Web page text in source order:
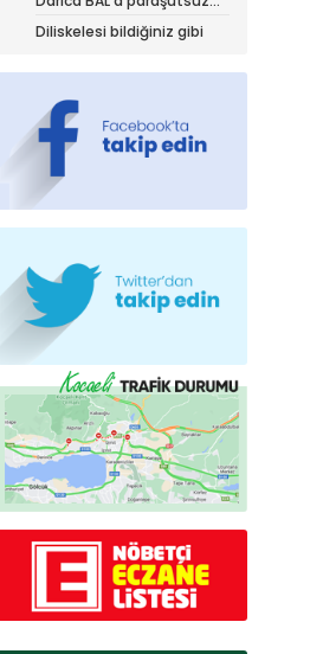
iniyor!
Diliskelesi bildiğiniz gibi